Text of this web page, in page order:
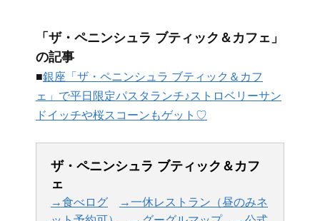
「ザ・ペニンシュラ ブティック＆カフェ」
の記事
■銀座「ザ・ペニンシュラ ブティック＆カフ
ェ」で平日限定パスタランチ♪ストロベリーサン
ドイッチや桜スコーンもゲット♡
ザ・ペニンシュラ ブティック＆カフ
ェ
→食べログ
→一休レストラン（昼のみネ